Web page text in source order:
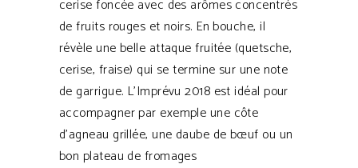
cerise foncée avec des arômes concentrés
de fruits rouges et noirs. En bouche, il
révèle une belle attaque fruitée (quetsche,
cerise, fraise) qui se termine sur une note
de garrigue. L’Imprévu 2018 est idéal pour
accompagner par exemple une côte
d’agneau grillée, une daube de bœuf ou un
bon plateau de fromages